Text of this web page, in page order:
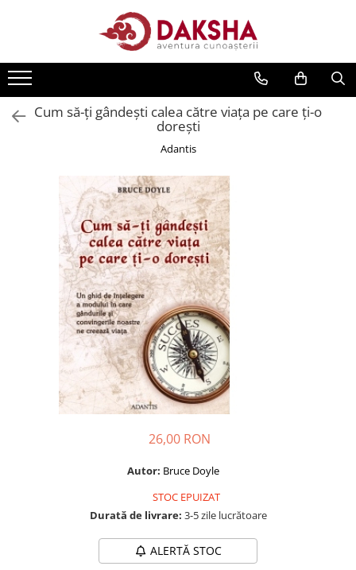
Editura Daksha
Seria Radu Cinamar
Seria Immanuel Velikovsky
Spiritualitate
Extratereștrii
Transformare spirituală
Psihologie
Dezvoltare personală
Cum să-ți gândeşti calea către viața pe care ți-o
dorești
Adantis
26,00 RON
Autor: Bruce Doyle
STOC EPUIZAT
Durată de livrare: 3-5 zile lucrătoare
ALERTĂ STOC